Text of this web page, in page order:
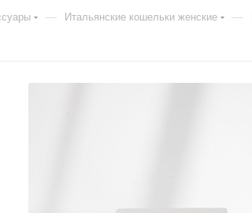
— Итальянские кошельки женские —